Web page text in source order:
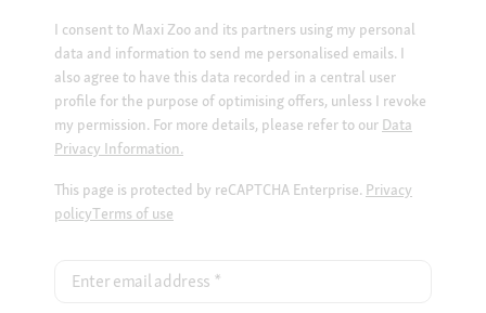
I consent to Maxi Zoo and its partners using my personal
data and information to send me personalised emails. I
also agree to have this data recorded in a central user
profile for the purpose of optimising offers, unless I revoke
my permission. For more details, please refer to our Data
Privacy Information.
This page is protected by reCAPTCHA Enterprise. Privacy
policyTerms of use
Enter email address *